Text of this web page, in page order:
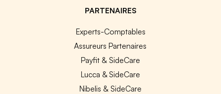
PARTENAIRES
Experts-Comptables
Assureurs Partenaires
Payfit & SideCare
Lucca & SideCare
Nibelis & SideCare